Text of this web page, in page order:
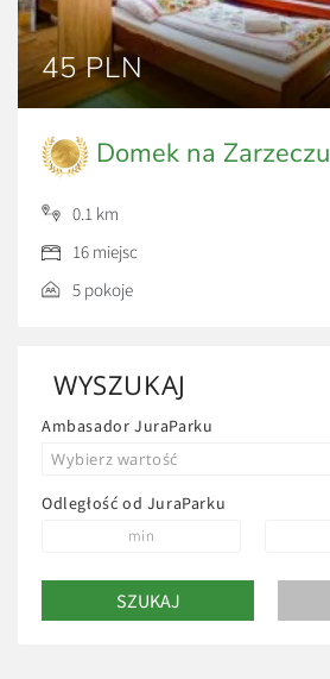
45 PLN
Domek na Zarzeczu
0.1 km
16 miejsc
5 pokoje
WYSZUKAJ
Ambasador JuraParku
Wybierz wartość
Odległość od JuraParku